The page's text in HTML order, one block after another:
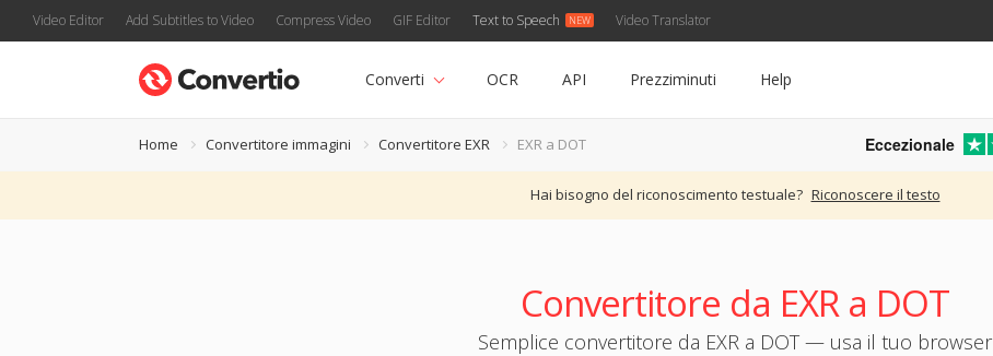
Video Editor Add Subtitles to Video Compress Video GIF Editor Text to Speech Video Translator
Converti OCR API Prezziminuti Help
Home Convertitore immagini Convertitore EXR EXR a DOT Eccezionale
Hai bisogno del riconoscimento testuale? Riconoscere il testo
Convertitore da EXR a DOT
Semplice convertitore da EXR a DOT — usa il tuo browser